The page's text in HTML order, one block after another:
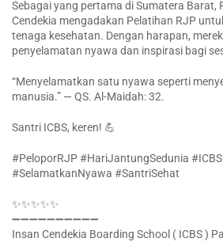
Sebagai yang pertama di Sumatera Barat,
Cendekia mengadakan Pelatihan RJP
tenaga kesehatan. Dengan harapan,
penyelamatan nyawa dan inspirasi bagi
“Menyelamatkan satu nyawa seperti
manusia.” — QS. Al-Maidah: 32.
Santri ICBS, keren! 💪
#PeloporRJP #HariJantungSedunia
#SelamatkanNyawa #SantriSehat
✨✨✨✨✨
➖➖➖➖➖➖➖➖➖➖
Insan Cendekia Boarding School ( ICBS )